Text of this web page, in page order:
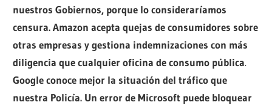
nuestros Gobiernos, porque lo consideraríamos
censura. Amazon acepta quejas de consumidores sobre
otras empresas y gestiona indemnizaciones con más
diligencia que cualquier oficina de consumo pública.
Google conoce mejor la situación del tráfico que
nuestra Policía. Un error de Microsoft puede bloquear